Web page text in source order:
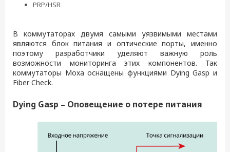
PRP/HSR
В коммутаторах двумя самыми уязвимыми местами
являются блок питания и оптические порты, именно
поэтому разработчики уделяют важную роль
возможности мониторинга этих компонентов. Так
коммутаторы Moxa оснащены функциями Dying Gasp и
Fiber Check.
Dying Gasp – Оповещение о потере питания